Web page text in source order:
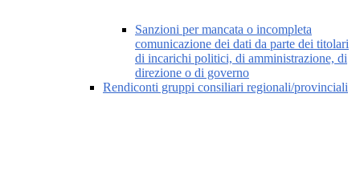
Sanzioni per mancata o incompleta
comunicazione dei dati da parte dei titolari
di incarichi politici, di amministrazione, di
direzione o di governo
Rendiconti gruppi consiliari regionali/provinciali